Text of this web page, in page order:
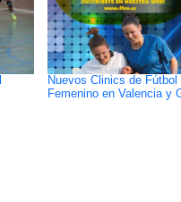
Nuevos Clinics de Fútbol
Femenino en Valencia y